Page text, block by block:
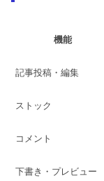
機能
記事投稿・編集
ストック
コメント
下書き・プレビュー